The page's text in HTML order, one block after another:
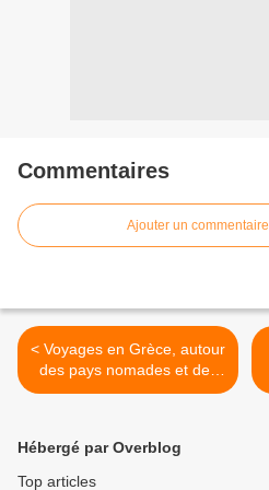
Commentaires
Ajouter un commentaire
< Voyages en Grèce, autour
des pays nomades et des
villes : Constantin Cavafy,
Hébergé par Overblog
Top articles